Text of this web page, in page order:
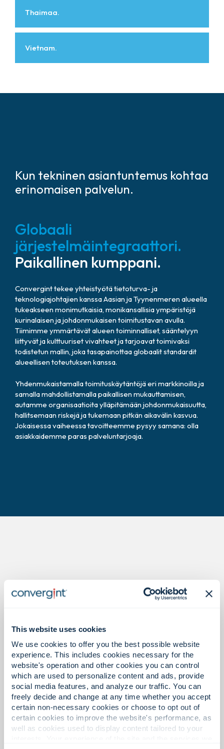
This website uses cookies
We use cookies to offer you the best possible website
experience. This includes cookies necessary for the
website's operation and other cookies you can control
which are used to personalize content and ads, provide
social media features, and analyze our traffic. You can
freely decide and change at any time whether you accept
certain non-necessary cookies or choose to opt out of
certain cookies to improve the website's performance, as
well as cookies used to display content tailored to your
Thaimaa.
Vietnam.
Kun tekninen asiantuntemus kohtaa
erinomaisen palvelun.
Globaali
järjestelmäintegraattori.
Paikallinen kumppani.
Convergint tekee yhteistyötä tietoturva- ja
teknologiajohtajien kanssa Aasian ja Tyynenmeren alueella
tukeakseen monimutkaisia, monikansallisia ympäristöjä
kurinalaisen ja johdonmukaisen toimitustavan avulla.
Tiimimme ymmärtävät alueen toiminnalliset, sääntelyyn
liittyvät ja kulttuuriset vivahteet ja tarjoavat toimivaksi
todistetun mallin, joka tasapainottaa globaalit standardit
alueellisen toteutuksen kanssa.
Yhdenmukaistamalla toimituskäytäntöjä eri markkinoilla ja
samalla mahdollistamalla paikallisen mukauttamisen,
autamme organisaatioita ylläpitämään johdonmukaisuutta,
hallitsemaan riskejä ja tukemaan pitkän aikavälin kasvua.
Jokaisessa vaiheessa tavoitteemme pysyy samana: olla
asiakkaidemme paras palveluntarjoaja.
Todiste numeroissa.
32
Toimistot Aasian ja
Tyynenmeren alueella.